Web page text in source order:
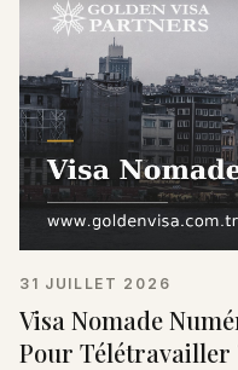
31 JUILLET 2026
Visa Nomade
Pour Télétravailler